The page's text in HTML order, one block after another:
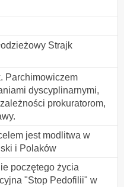
Strajk
Parchimowiczem
dyscyplinarnymi,
prokuratorom,
jest modlitwa w
i Polaków
poczętego życia
"Stop Pedofilii" w